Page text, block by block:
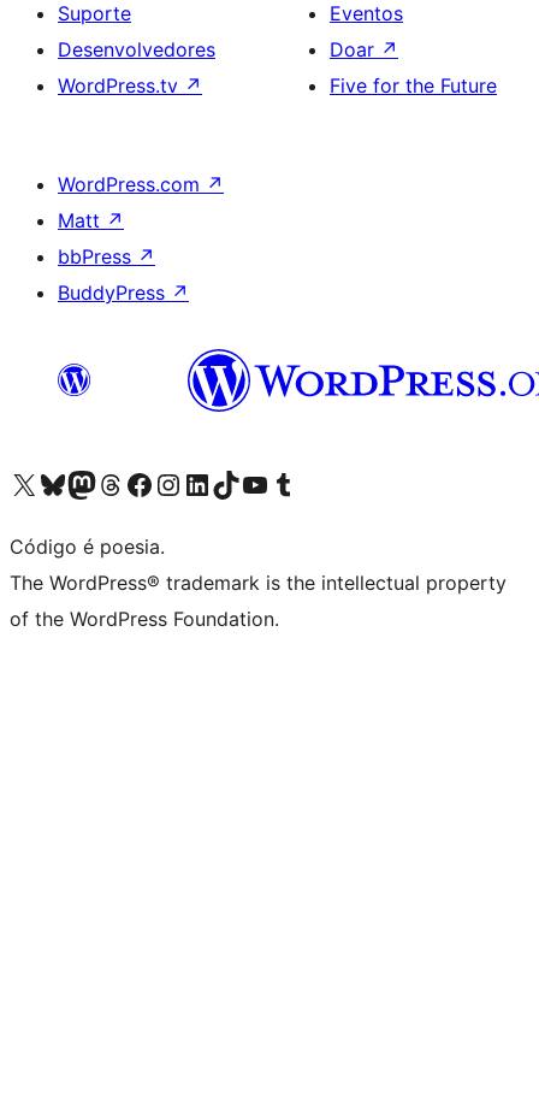
Suporte
Desenvolvedores
WordPress.tv ↗
Eventos
Doar ↗
Five for the Future
WordPress.com ↗
Matt ↗
bbPress ↗
BuddyPress ↗
Acessar nossa conta do X (antigo Twitter)
Acessar nossa conta do Bluesky
Acessar nossa conta do Mastodon
Acessar nossa conta do Threads
Acessar nossa página do Facebook
Acessar nossa conta do Instagram
Acessar nossa conta do LinkedIn
Acessar nossa conta do TikTok
Acessar nosso canal do YouTube
Acessar nossa conta no Tumblr
Código é poesia.
The WordPress® trademark is the intellectual property
of the WordPress Foundation.